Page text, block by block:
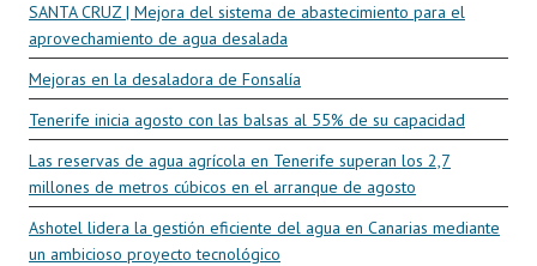
SANTA CRUZ | Mejora del sistema de abastecimiento para el
aprovechamiento de agua desalada
Mejoras en la desaladora de Fonsalía
Tenerife inicia agosto con las balsas al 55% de su capacidad
Las reservas de agua agrícola en Tenerife superan los 2,7
millones de metros cúbicos en el arranque de agosto
Ashotel lidera la gestión eficiente del agua en Canarias mediante
un ambicioso proyecto tecnológico